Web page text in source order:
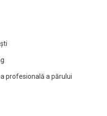
profesională a părului